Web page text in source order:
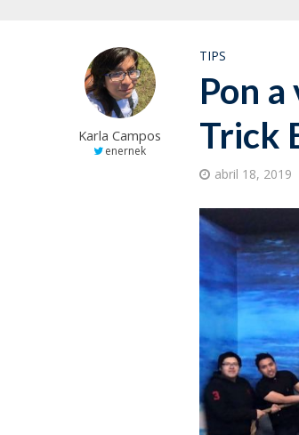
Karla Campos
enernek
TIPS
Pon
Trick
abril 18, 2019